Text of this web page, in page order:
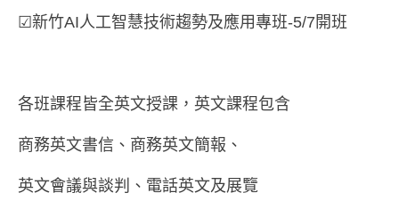
☑新竹AI人工智慧技術趨勢及應用專班-5/7開班
各班課程皆全英文授課，英文課程包含
商務英文書信、商務英文簡報、
英文會議與談判、電話英文及展覽